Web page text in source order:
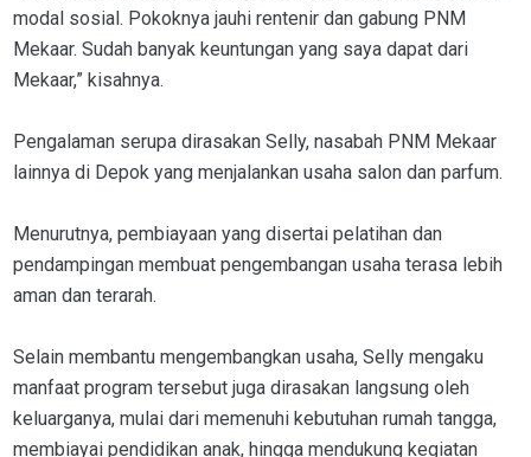
modal sosial. Pokoknya jauhi rentenir dan gabung PNM
Mekaar. Sudah banyak keuntungan yang saya dapat dari
Mekaar,” kisahnya.
Pengalaman serupa dirasakan Selly, nasabah PNM Mekaar
lainnya di Depok yang menjalankan usaha salon dan parfum.
Menurutnya, pembiayaan yang disertai pelatihan dan
pendampingan membuat pengembangan usaha terasa lebih
aman dan terarah.
Selain membantu mengembangkan usaha, Selly mengaku
manfaat program tersebut juga dirasakan langsung oleh
keluarganya, mulai dari memenuhi kebutuhan rumah tangga,
membiayai pendidikan anak, hingga mendukung kegiatan